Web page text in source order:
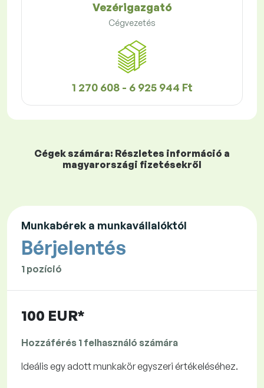
Vezérigazgató
Cégvezetés
1 270 608 - 6 925 944 Ft
Cégek számára: Részletes információ a
magyarországi fizetésekről
Munkabérek a munkavállalóktól
Bérjelentés
1 pozíció
100 EUR*
Hozzáférés 1 felhasználó számára
Ideális egy adott munkakör egyszeri értékeléséhez.